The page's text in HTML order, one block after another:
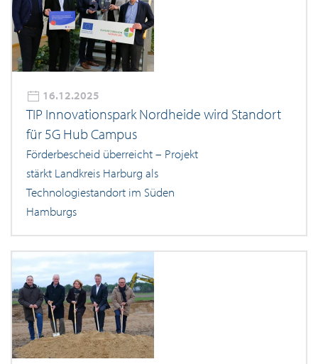
16.12.2025
TIP Innovationspark Nordheide wird Standort
für 5G Hub Campus
Förderbescheid überreicht – Projekt
stärkt Landkreis Harburg als
Technologiestandort im Süden
Hamburgs